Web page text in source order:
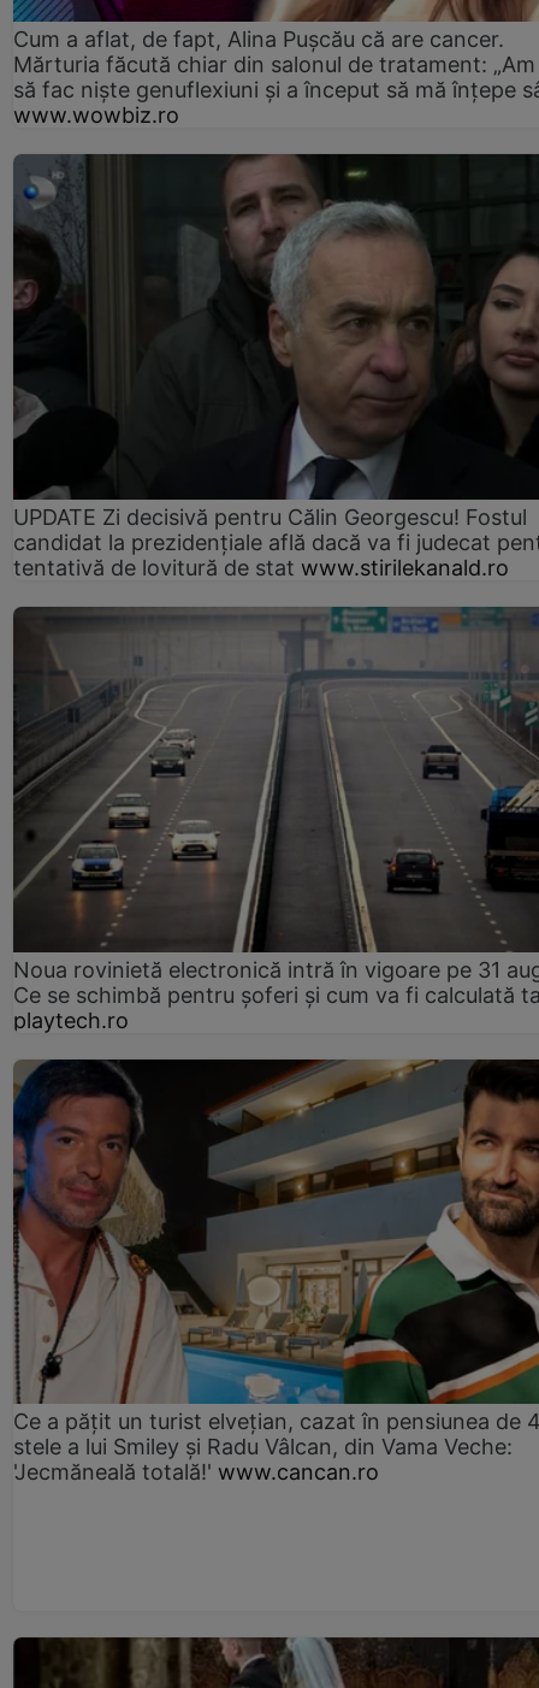
Cum a aflat, de fapt, Alina Pușcău că are cancer.
Mărturia făcută chiar din salonul de tratament:
să fac niște genuflexiuni și a început să mă înțepe
www.wowbiz.ro
UPDATE Zi decisivă pentru Călin Georgescu! Fostul
candidat la prezidențiale află dacă va fi judecat
tentativă de lovitură de stat www.stirilekanald.ro
Noua rovinietă electronică intră în vigoare pe 31
Ce se schimbă pentru șoferi și cum va fi calculată
playtech.ro
Ce a pățit un turist elvețian, cazat în pensiunea de
stele a lui Smiley și Radu Vâlcan, din Vama Veche:
'Jecmăneală totală!' www.cancan.ro